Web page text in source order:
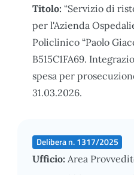
Titolo: “Servizio di
per l'Azienda
Policlinico “Paolo
B515C1FA69.
spesa per
31.03.2026.
Delibera n. 1317/2025
Ufficio: Area